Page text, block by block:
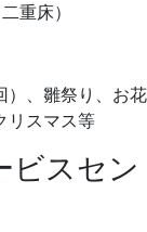
重床）
）、雛祭り、お花
リスマス等
ビスセン